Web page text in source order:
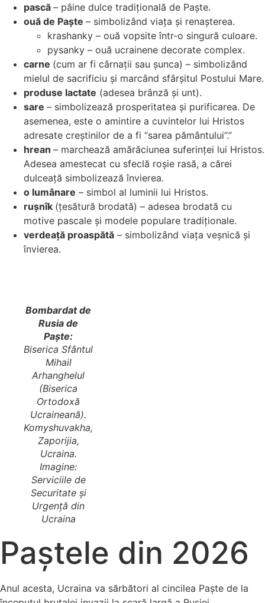
pască – pâine dulce tradițională de Paște.
ouă de Paște – simbolizând viața și renașterea.
krashanky – ouă vopsite într-o singură culoare.
pysanky – ouă ucrainene decorate complex.
carne (cum ar fi cârnații sau șunca) – simbolizând
mielul de sacrificiu și marcând sfârșitul Postului Mare.
produse lactate (adesea brânză și unt).
sare – simbolizează prosperitatea și purificarea. De
asemenea, este o amintire a cuvintelor lui Hristos
adresate creștinilor de a fi “sarea pământului”.”
hrean – marchează amărăciunea suferinței lui Hristos.
Adesea amestecat cu sfeclă roșie rasă, a cărei
dulceață simbolizează învierea.
o lumânare – simbol al luminii lui Hristos.
rușnîk (țesătură brodată) – adesea brodată cu
motive pascale și modele populare tradiționale.
verdeață proaspătă – simbolizând viața veșnică și
învierea.
Bombardat de
Rusia de
Paște:
Biserica Sfântul
Mihail
Arhanghelul
(Biserica
Ortodoxă
Ucraineană).
Komyshuvakha,
Zaporijia,
Ucraina.
Imagine:
Serviciile de
Securitate și
Urgență din
Ucraina
Paștele din 2026
Anul acesta, Ucraina va sărbători al cincilea Paște de la